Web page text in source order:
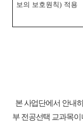
보의 보호원칙) 적용
본 사업단에서 안내
부 전공선택 교과목이